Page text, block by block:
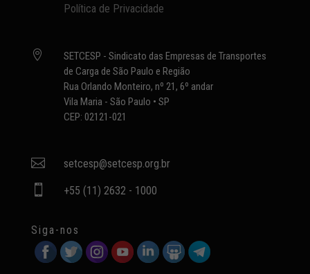
Política de Privacidade

SETCESP - Sindicato das Empresas de Transportes
de Carga de São Paulo e Região
Rua Orlando Monteiro, nº 21, 6º andar
Vila Maria - São Paulo • SP
CEP: 02121-021
 setcesp@setcesp.org.br
 +55 (11) 2632 - 1000
Siga-nos